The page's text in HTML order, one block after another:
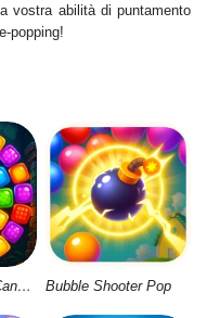
vostra abilità di puntamento
popping!
Bubble Shooter Candy Wheel Level Pack Bubble Shooter Pop